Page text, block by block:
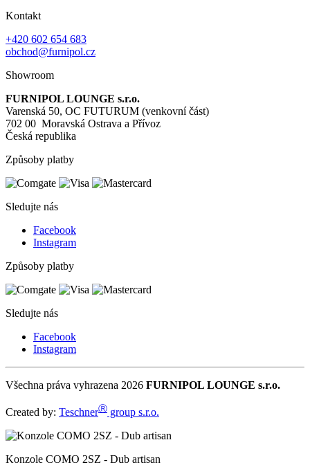
Kontakt
+420 602 654 683
obchod@furnipol.cz
Showroom
FURNIPOL LOUNGE s.r.o.
Varenská 50, OC FUTURUM (venkovní část)
702 00 Moravská Ostrava a Přívoz
Česká republika
Způsoby platby
Sledujte nás
Facebook
Instagram
Způsoby platby
Sledujte nás
Facebook
Instagram
Všechna práva vyhrazena 2026 FURNIPOL LOUNGE s.r.o.
Created by: TeschnerⓇ group s.r.o.
Konzole COMO 2SZ - Dub artisan